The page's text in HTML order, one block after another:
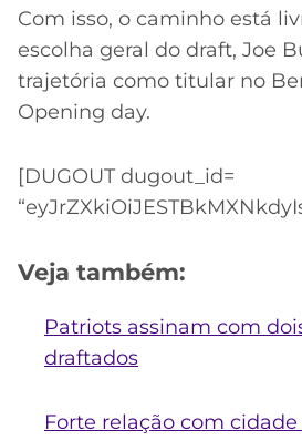
Com isso, o caminho está
escolha geral do draft, Joe
trajetória como titular no
Opening day.
[DUGOUT dugout_id=
Veja também:
Patriots assinam com
draftados
Forte relação com